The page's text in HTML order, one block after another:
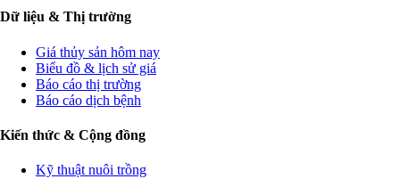
Dữ liệu & Thị trường
Giá thủy sản hôm nay
Biểu đồ & lịch sử giá
Báo cáo thị trường
Báo cáo dịch bệnh
Kiến thức & Cộng đồng
Kỹ thuật nuôi trồng